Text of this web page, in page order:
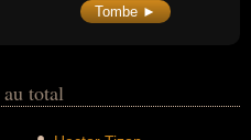
Tombe ►
au total